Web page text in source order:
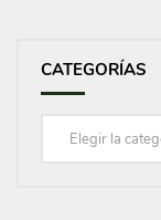
CATEGORÍAS
Categorías